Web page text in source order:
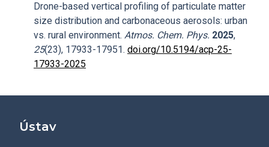
Drone-based vertical profiling of particulate matter
size distribution and carbonaceous aerosols: urban
vs. rural environment. Atmos. Chem. Phys. 2025,
25(23), 17933-17951. doi.org/10.5194/acp-25-
17933-2025
Ústav